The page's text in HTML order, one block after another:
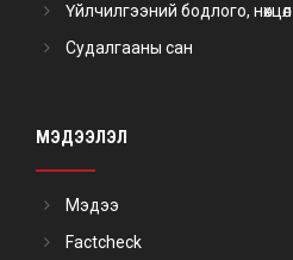
Үйлчилгээний бодлого, нөхцөл
Судалгааны сан
МЭДЭЭЛЭЛ
Мэдээ
Factcheck